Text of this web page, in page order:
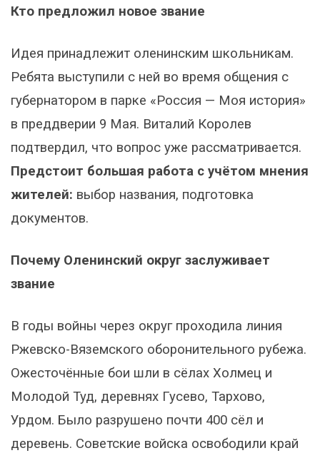
Кто предложил новое звание
Идея принадлежит оленинским школьникам.
Ребята выступили с ней во время общения с
губернатором в парке «Россия — Моя история»
в преддверии 9 Мая. Виталий Королев
подтвердил, что вопрос уже рассматривается.
Предстоит большая работа с учётом мнения
жителей: выбор названия, подготовка
документов.
Почему Оленинский округ заслуживает
звание
В годы войны через округ проходила линия
Ржевско-Вяземского оборонительного рубежа.
Ожесточённые бои шли в сёлах Холмец и
Молодой Туд, деревнях Гусево, Тархово,
Урдом. Было разрушено почти 400 сёл и
деревень. Советские войска освободили край